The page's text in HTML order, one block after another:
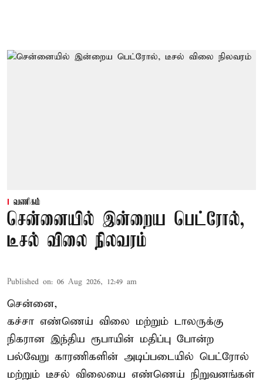
வணிகம்
சென்னையில் இன்றைய பெட்ரோல்,
டீசல் விலை நிலவரம்
Published on: 06 Aug 2026, 12:49 am
சென்னை,
கச்சா எண்ணெய் விலை மற்றும் டாலருக்கு
நிகரான இந்திய ரூபாயின் மதிப்பு போன்ற
பல்வேறு காரணிகளின் அடிப்படையில் பெட்ரோல்
மற்றும் டீசல் விலையை எண்ணெய் நிறுவனங்கள்